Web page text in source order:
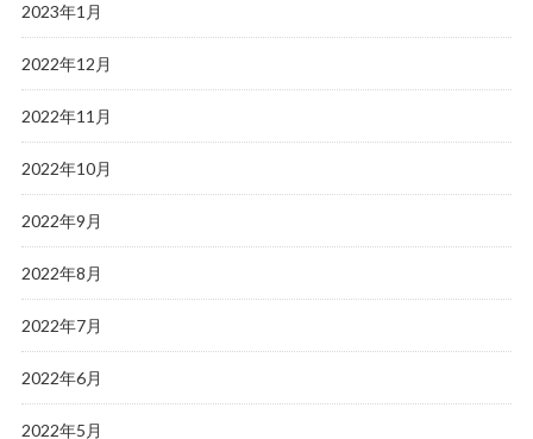
2023年1月
2022年12月
2022年11月
2022年10月
2022年9月
2022年8月
2022年7月
2022年6月
2022年5月